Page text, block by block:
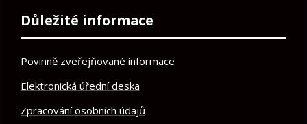
Důležité informace
Povinně zveřejňované informace
Elektronická úřední deska
Zpracování osobních údajů